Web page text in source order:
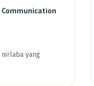
Communication
nirlaba yang